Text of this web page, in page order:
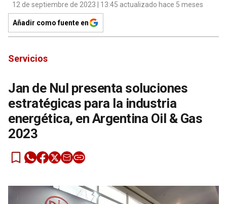
12 de septiembre de 2023 | 13:45 actualizado hace 5 meses
Añadir como fuente en
Servicios
Jan de Nul presenta soluciones
estratégicas para la industria
energética, en Argentina Oil & Gas
2023